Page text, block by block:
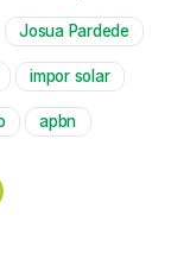
Mute
Josua Pardede
impor solar
apbn